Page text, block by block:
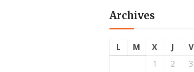
Archives
L M X J V
1
2 3